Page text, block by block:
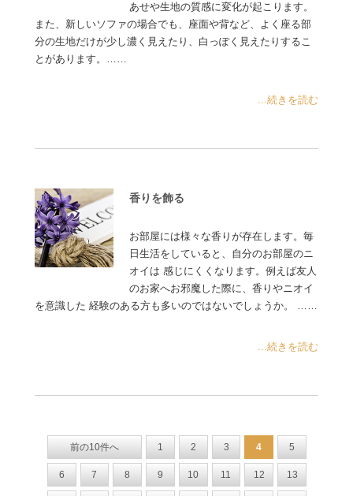
あせや生地の質感に変化が起こります。
また、新しいソファの場合でも、座面や背など、よく座る部
分の生地だけが少し濃く見えたり、白っぽく見えたりするこ
とがあります。……
...続きを読む
香りを飾る
お部屋には様々な香りが存在します。毎
日生活をしていると、自分のお部屋のニ
オイは 感じにくくなります。例えば友人
のお家へお邪魔した際に、香りやニオイ
を意識した 経験のある方も多いのではないでしょうか。 ……
...続きを読む
前の10件へ 1 2 3 4 5
6 7 8 9 10 11 12 13